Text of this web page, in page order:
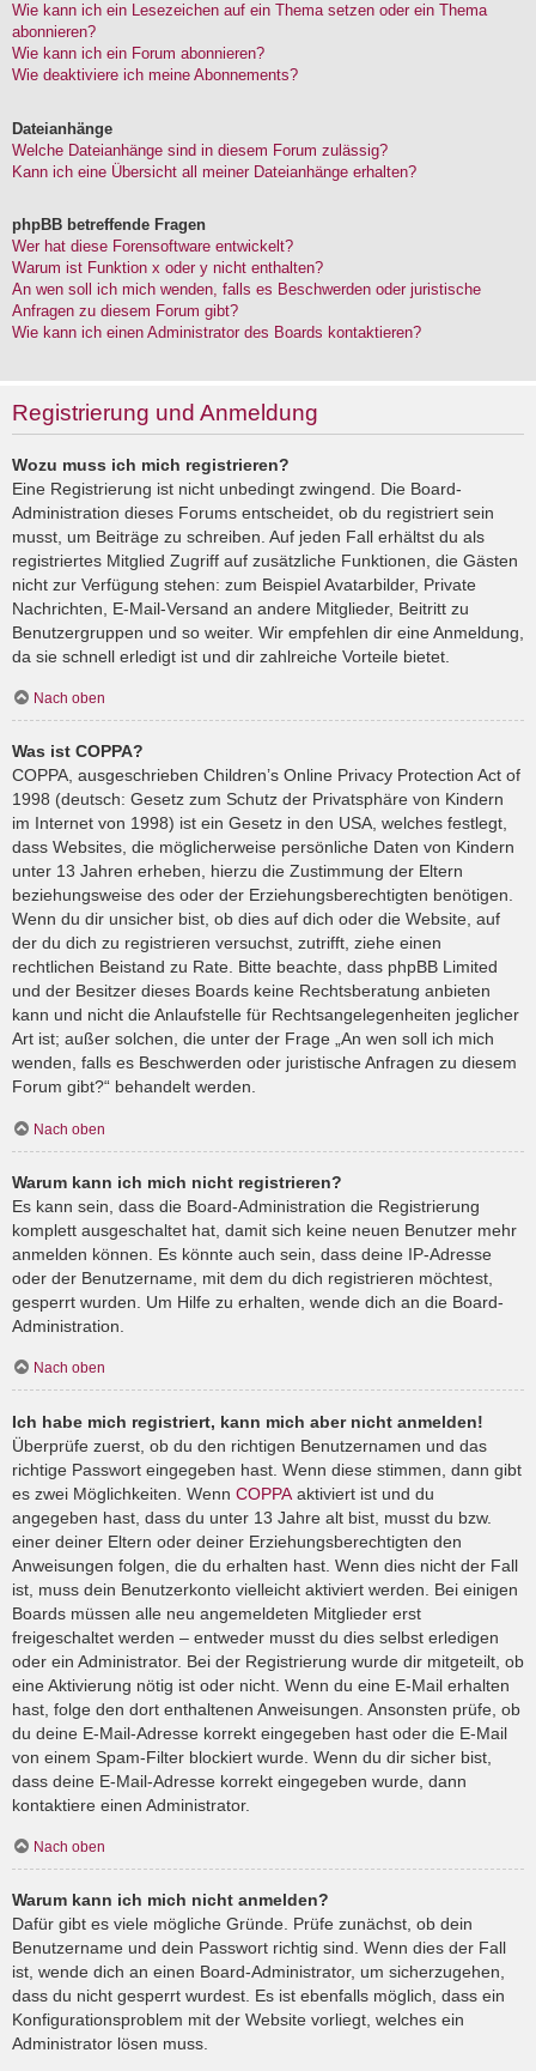
Wie kann ich ein Lesezeichen auf ein Thema setzen oder ein Thema
abonnieren?
Wie kann ich ein Forum abonnieren?
Wie deaktiviere ich meine Abonnements?
Dateianhänge
Welche Dateianhänge sind in diesem Forum zulässig?
Kann ich eine Übersicht all meiner Dateianhänge erhalten?
phpBB betreffende Fragen
Wer hat diese Forensoftware entwickelt?
Warum ist Funktion x oder y nicht enthalten?
An wen soll ich mich wenden, falls es Beschwerden oder juristische
Anfragen zu diesem Forum gibt?
Wie kann ich einen Administrator des Boards kontaktieren?
Registrierung und Anmeldung
Wozu muss ich mich registrieren?
Eine Registrierung ist nicht unbedingt zwingend. Die Board-
Administration dieses Forums entscheidet, ob du registriert sein
musst, um Beiträge zu schreiben. Auf jeden Fall erhältst du als
registriertes Mitglied Zugriff auf zusätzliche Funktionen, die Gästen
nicht zur Verfügung stehen: zum Beispiel Avatarbilder, Private
Nachrichten, E-Mail-Versand an andere Mitglieder, Beitritt zu
Benutzergruppen und so weiter. Wir empfehlen dir eine Anmeldung,
da sie schnell erledigt ist und dir zahlreiche Vorteile bietet.
Nach oben
Was ist COPPA?
COPPA, ausgeschrieben Children’s Online Privacy Protection Act of
1998 (deutsch: Gesetz zum Schutz der Privatsphäre von Kindern
im Internet von 1998) ist ein Gesetz in den USA, welches festlegt,
dass Websites, die möglicherweise persönliche Daten von Kindern
unter 13 Jahren erheben, hierzu die Zustimmung der Eltern
beziehungsweise des oder der Erziehungsberechtigten benötigen.
Wenn du dir unsicher bist, ob dies auf dich oder die Website, auf
der du dich zu registrieren versuchst, zutrifft, ziehe einen
rechtlichen Beistand zu Rate. Bitte beachte, dass phpBB Limited
und der Besitzer dieses Boards keine Rechtsberatung anbieten
kann und nicht die Anlaufstelle für Rechtsangelegenheiten jeglicher
Art ist; außer solchen, die unter der Frage „An wen soll ich mich
wenden, falls es Beschwerden oder juristische Anfragen zu diesem
Forum gibt?“ behandelt werden.
Nach oben
Warum kann ich mich nicht registrieren?
Es kann sein, dass die Board-Administration die Registrierung
komplett ausgeschaltet hat, damit sich keine neuen Benutzer mehr
anmelden können. Es könnte auch sein, dass deine IP-Adresse
oder der Benutzername, mit dem du dich registrieren möchtest,
gesperrt wurden. Um Hilfe zu erhalten, wende dich an die Board-
Administration.
Nach oben
Ich habe mich registriert, kann mich aber nicht anmelden!
Überprüfe zuerst, ob du den richtigen Benutzernamen und das
richtige Passwort eingegeben hast. Wenn diese stimmen, dann gibt
es zwei Möglichkeiten. Wenn COPPA aktiviert ist und du
angegeben hast, dass du unter 13 Jahre alt bist, musst du bzw.
einer deiner Eltern oder deiner Erziehungsberechtigten den
Anweisungen folgen, die du erhalten hast. Wenn dies nicht der Fall
ist, muss dein Benutzerkonto vielleicht aktiviert werden. Bei einigen
Boards müssen alle neu angemeldeten Mitglieder erst
freigeschaltet werden – entweder musst du dies selbst erledigen
oder ein Administrator. Bei der Registrierung wurde dir mitgeteilt, ob
eine Aktivierung nötig ist oder nicht. Wenn du eine E-Mail erhalten
hast, folge den dort enthaltenen Anweisungen. Ansonsten prüfe, ob
du deine E-Mail-Adresse korrekt eingegeben hast oder die E-Mail
von einem Spam-Filter blockiert wurde. Wenn du dir sicher bist,
dass deine E-Mail-Adresse korrekt eingegeben wurde, dann
kontaktiere einen Administrator.
Nach oben
Warum kann ich mich nicht anmelden?
Dafür gibt es viele mögliche Gründe. Prüfe zunächst, ob dein
Benutzername und dein Passwort richtig sind. Wenn dies der Fall
ist, wende dich an einen Board-Administrator, um sicherzugehen,
dass du nicht gesperrt wurdest. Es ist ebenfalls möglich, dass ein
Konfigurationsproblem mit der Website vorliegt, welches ein
Administrator lösen muss.